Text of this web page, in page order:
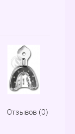
Отзывов (0)